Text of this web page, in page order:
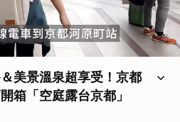
美景溫泉超享受！京都
箱「空庭露台京都」